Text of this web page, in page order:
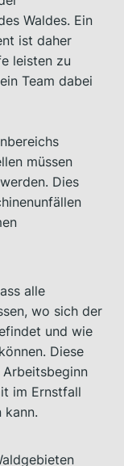
Waldes. Ein
ist daher
leisten zu
Team dabei
müssen
Dies
alle
wo sich der
und wie
Diese
im Ernstfall
kann.